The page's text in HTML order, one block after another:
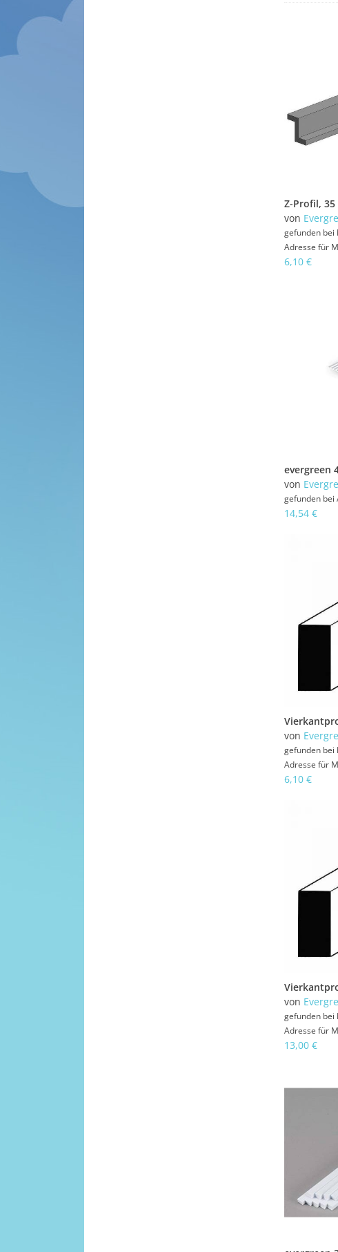
von
gefunden bei
Adresse für
6,10 €
von
gefunden bei
14,54 €
von
gefunden bei
Adresse für
6,10 €
von
gefunden bei
Adresse für
13,00 €